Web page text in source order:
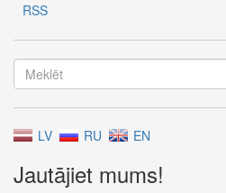
RSS
LV RU EN
Jautājiet mums!